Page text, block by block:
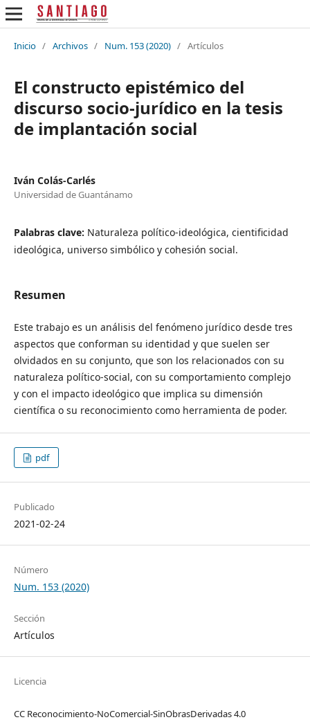
Inicio / Archivos / Num. 153 (2020) / Artículos
El constructo epistémico del
discurso socio-jurídico en la tesis
de implantación social
Iván Colás-Carlés
Universidad de Guantánamo
Palabras clave: Naturaleza político-ideológica, cientificidad
ideológica, universo simbólico y cohesión social.
Resumen
Este trabajo es un análisis del fenómeno jurídico desde tres
aspectos que conforman su identidad y que suelen ser
olvidados en su conjunto, que son los relacionados con su
naturaleza político-social, con su comportamiento complejo
y con el impacto ideológico que implica su dimensión
científica o su reconocimiento como herramienta de poder.
pdf
Publicado
2021-02-24
Número
Num. 153 (2020)
Sección
Artículos
Licencia
CC Reconocimiento-NoComercial-SinObrasDerivadas 4.0